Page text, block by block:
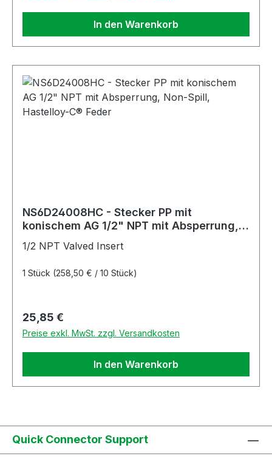
In den Warenkorb
NS6D24008HC - Stecker PP mit
konischem AG 1/2" NPT mit Absperrung,
1/2 NPT Valved Insert
1 Stück (258,50 € / 10 Stück)
Regulärer Preis:
25,85 €
Preise exkl. MwSt. zzgl. Versandkosten
In den Warenkorb
Quick Connector Support